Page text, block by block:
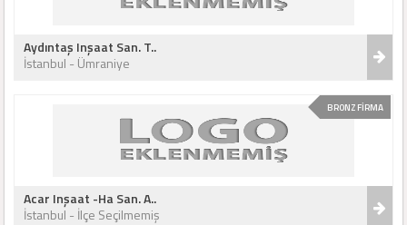
Aydıntaş Inşaat San. T..
İstanbul - Ümraniye
BRONZ FİRMA
Acar Inşaat -Ha San. A..
İstanbul - İlçe Seçilmemiş